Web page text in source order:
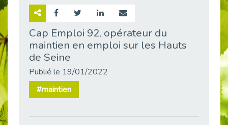
Emploi & Handicap : Hachette Livre et Cap emploi 92 renforcent leur collaboration
Publié le 02/06/2026
Publié le 30/05/2026
Cap Emploi 92, opérateur du
maintien en emploi sur les Hauts
de Seine
Publié le 19/01/2022
#maintien